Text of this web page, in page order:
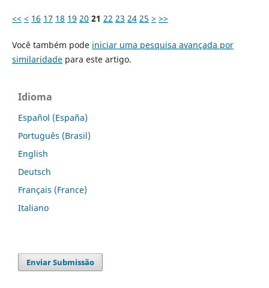
<< < 16 17 18 19 20 21 22 23 24 25 > >>
Você também pode iniciar uma pesquisa avançada por
similaridadepara este artigo.
Idioma
Español (España)
Português (Brasil)
English
Deutsch
Français (France)
Italiano
Enviar Submissão